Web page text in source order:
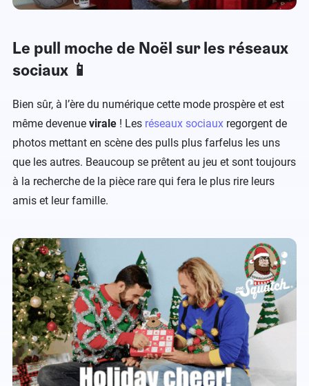
Le pull moche de Noël sur les réseaux
sociaux 📱
Bien sûr, à l’ère du numérique cette mode prospère et est
même devenue virale ! Les réseaux sociaux regorgent de
photos mettant en scène des pulls plus farfelus les uns
que les autres. Beaucoup se prêtent au jeu et sont toujours
à la recherche de la pièce rare qui fera le plus rire leurs
amis et leur famille.